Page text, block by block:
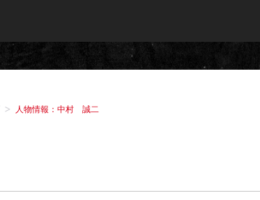
人物情報：中村 誠二